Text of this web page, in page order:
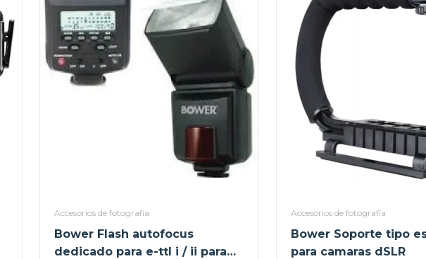
Accesorios de fotografía
Bower Flash autofocus
dedicado para e-ttl i / ii para
Accesorios de fotografía
Bower Soporte tipo
para camaras dSLR